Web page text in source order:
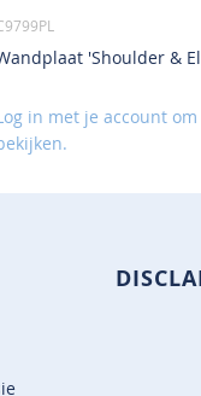
'Shoulder &
in met je account